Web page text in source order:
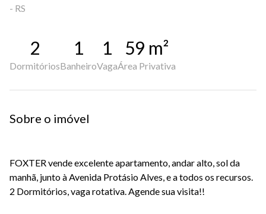
- RS
2
Dormitórios
1
Banheiro
1
Vaga
59 m²
Área Privativa
Sobre o imóvel
FOXTER vende excelente apartamento, andar alto, sol da
manhã, junto à Avenida Protásio Alves, e a todos os recursos.
2 Dormitórios, vaga rotativa. Agende sua visita!!